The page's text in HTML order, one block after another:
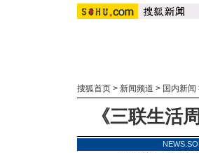
搜狐首页 > 新闻频道 > 国内新闻
《三联生活